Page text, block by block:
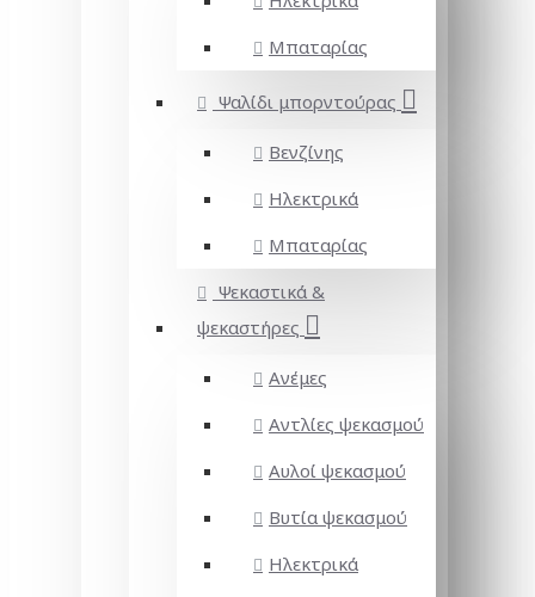
Μπαταρίας
Ψαλίδι μπορντούρας
Βενζίνης
Ηλεκτρικά
Μπαταρίας
Ψεκαστικά &
ψεκαστήρες
Ανέμες
Αντλίες ψεκασμού
Αυλοί ψεκασμού
Βυτία ψεκασμού
Ηλεκτρικά